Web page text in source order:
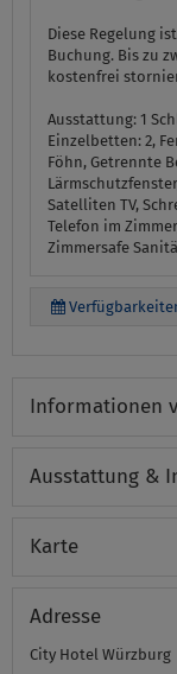
Diese Regelung
Buchung. Bis zu
kostenfrei
Ausstattung: 1
Einzelbetten: 2,
Föhn, Getrennte
Satelliten TV,
Telefon im
Zimmersafe
Informationen
Ausstattung &
Karte
Adresse
City Hotel Würzburg